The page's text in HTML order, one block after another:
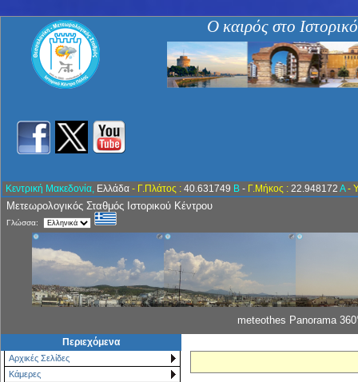
Ο καιρός στο
Κεντρική Μακεδονία, Ελλάδα - Γ.Πλάτος : 40.631749 Β - Γ.Μήκος : 22.948172 Α-
Μετεωρολογικός Σταθμός Ιστορικού Κέντρου
Γλώσσα:
meteothes Panorama
Περιεχόμενα
Αρχικές Σελίδες
Κάμερες